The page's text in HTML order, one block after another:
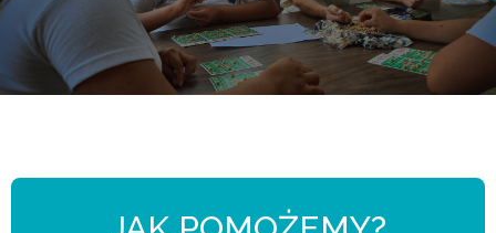
uczęszcza do szkoły ze względu na zbyt dużą
odległość oraz brak funduszy – chcemy dla